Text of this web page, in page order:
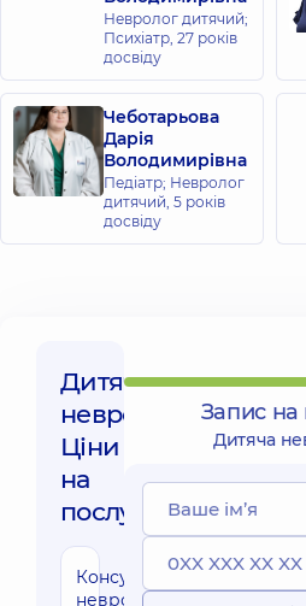
для всієї
родини на
Русанівці
Ентузіастів
1/2, м. Київ
Медичний
Центр
«Добробут»
221-Б, м.
Бровари
Центр
«Добробут»
для всієї
родини в
Ірпені
Невролог дитячий;
Психіатр, 27 років
досвіду
Чеботарьова
Дарія
Володимирівна
Педіатр; Невролог
дитячий, 5 років
досвіду
Дитяча
неврологія,
Ціни
на
послуги:
Консультація
невролога
Запис
Дитяча